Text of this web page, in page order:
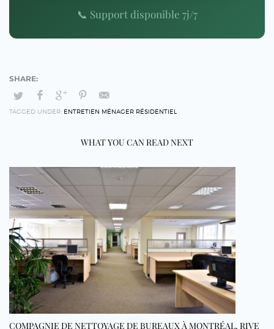
📞 Support disponible 7j/7
TAGGED UNDER: ENTRETIEN MÉNAGER RÉSIDENTIEL
WHAT YOU CAN READ NEXT
COMPAGNIE DE NETTOYAGE DE BUREAUX À MONTRÉAL, RIVE